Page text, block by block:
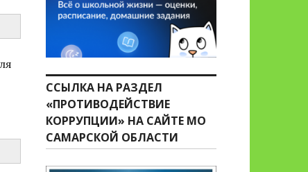
ССЫЛКА НА РАЗДЕЛ
«ПРОТИВОДЕЙСТВИЕ
КОРРУПЦИИ» НА САЙТЕ МО
САМАРСКОЙ ОБЛАСТИ